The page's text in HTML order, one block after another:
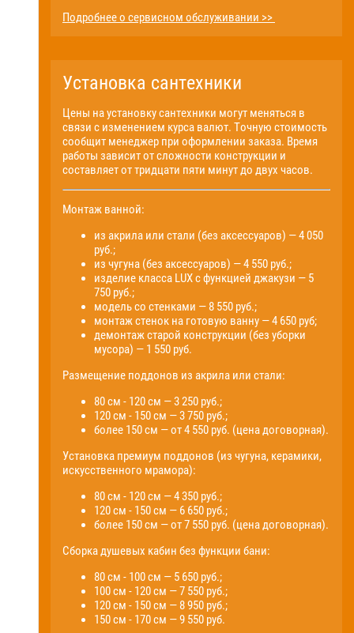
Подробнее о сервисном обслуживании >>
Установка сантехники
Цены на установку сантехники могут меняться в
связи с изменением курса валют. Точную стоимость
сообщит менеджер при оформлении заказа. Время
работы зависит от сложности конструкции и
составляет от тридцати пяти минут до двух часов.
Монтаж ванной:
из акрила или стали (без аксессуаров) — 4 050
руб.;
из чугуна (без аксессуаров) — 4 550 руб.;
изделие класса LUX с функцией джакузи — 5
750 руб.;
модель со стенками — 8 550 руб.;
монтаж стенок на готовую ванну — 4 650 руб;
демонтаж старой конструкции (без уборки
мусора) — 1 550 руб.
Размещение поддонов из акрила или стали:
80 см - 120 см — 3 250 руб.;
120 см - 150 см — 3 750 руб.;
более 150 см — от 4 550 руб. (цена договорная).
Установка премиум поддонов (из чугуна, керамики,
искусственного мрамора):
80 см - 120 см — 4 350 руб.;
120 см - 150 см — 6 650 руб.;
более 150 см — от 7 550 руб. (цена договорная).
Сборка душевых кабин без функции бани:
80 см - 100 см — 5 650 руб.;
100 см - 120 см — 7 550 руб.;
120 см - 150 см — 8 950 руб.;
150 см - 170 см — 9 550 руб.